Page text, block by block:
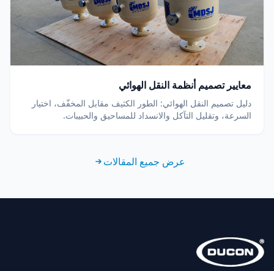
معايير تصميم أنظمة النقل الهوائي
دليل تصميم النقل الهوائي: الطور الكثيف مقابل المخفّف، اختيار
السرعة، وتقليل التآكل والانسداد للمساحيق والحبيبات.
عرض جميع المقالات